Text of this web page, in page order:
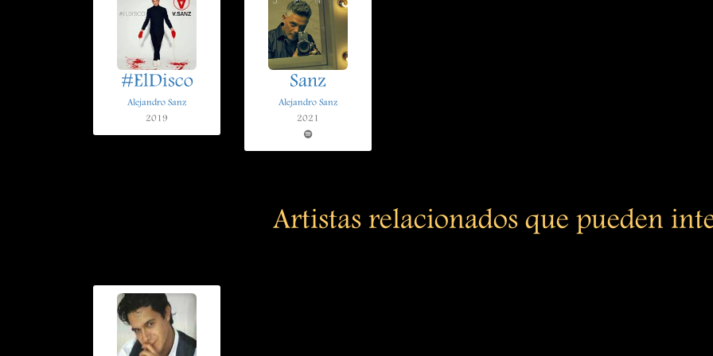
#ElDisco
Alejandro Sanz
2019
Sanz
Alejandro Sanz
2021
Artistas relacionados que pueden